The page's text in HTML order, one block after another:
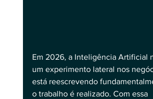
Em 2026, a Inteligência Artificial
um experimento lateral nos
está reescrevendo
o trabalho é realizado. Com essa